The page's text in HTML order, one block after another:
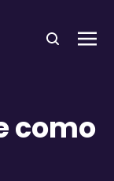
como